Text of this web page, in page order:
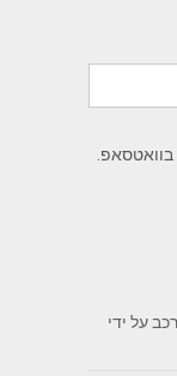
בוואטסאפ.
על ידי